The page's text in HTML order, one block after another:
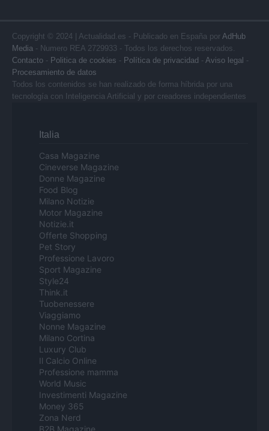
Copyright © 2024 | Actualidad.es - Publicado en España por AdHub
Media - Numero REA 2729933 - Todos los derechos reservados.
Contacto - Politica de cookies - Política de privacidad - Aviso legal -
Procesamiento de datos
Todos los contenidos se han realizado de forma híbrida por una
tecnología con Inteligencia Artificial y por creadores independientes
Italia
Casa Magazine
Cineverse Magazine
Donne Magazine
Food Blog
Milano Notizie
Motor Magazine
Notizie.it
Offerte Shopping
Pet Story
Professione Lavoro
Sport Magazine
Style24
Think.it
Tuobenessere
Viaggiamo
Nonne Magazine
Milano Cortina
Luxury Club
Il Calcio Online
Professione mamma
World Music
Investimenti Magazine
Money 365
Zona Nerd
B2B Magazine